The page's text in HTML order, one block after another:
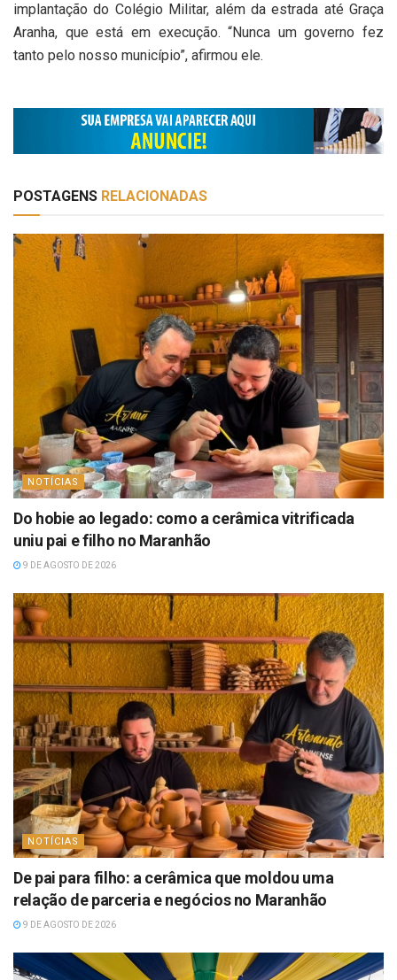
implantação do Colégio Militar, além da estrada até Graça
Aranha, que está em execução. “Nunca um governo fez
tanto pelo nosso município”, afirmou ele.
POSTAGENS RELACIONADAS
NOTÍCIAS
Do hobie ao legado: como a cerâmica vitrificada
uniu pai e filho no Maranhão
9 DE AGOSTO DE 2026
NOTÍCIAS
De pai para filho: a cerâmica que moldou uma
relação de parceria e negócios no Maranhão
9 DE AGOSTO DE 2026